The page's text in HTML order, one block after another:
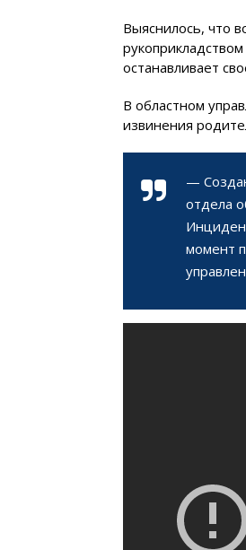
Выяснилось, что
останавливает
В областном
извинения
—
отдела
момент